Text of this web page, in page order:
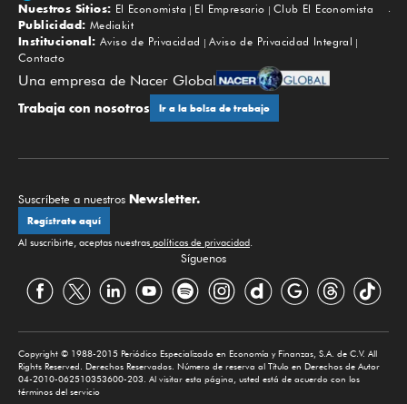
Subir
Nuestros Sitios: El Economista El Empresario
Club El Economista
Publicidad: Mediakit
Institucional: Aviso de Privacidad
Aviso de Privacidad Integral
Contacto
Una empresa de Nacer Global
Trabaja con nosotros Ir a la bolsa de trabajo
Suscríbete a nuestros Newsletter.
Regístrate aquí
Al suscribirte, aceptas nuestras políticas de privacidad.
Síguenos
Copyright © 1988-2015 Periódico Especializado en Economía y Finanzas, S.A. de C.V. All
Rights Reserved. Derechos Reservados. Número de reserva al Título en Derechos de Autor
04-2010-062510353600-203. Al visitar esta página, usted está de acuerdo con los
términos del servicio